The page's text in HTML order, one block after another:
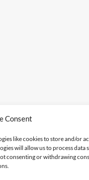
Consent
like cookies to store and/or
will allow us to process data
consenting or withdrawing